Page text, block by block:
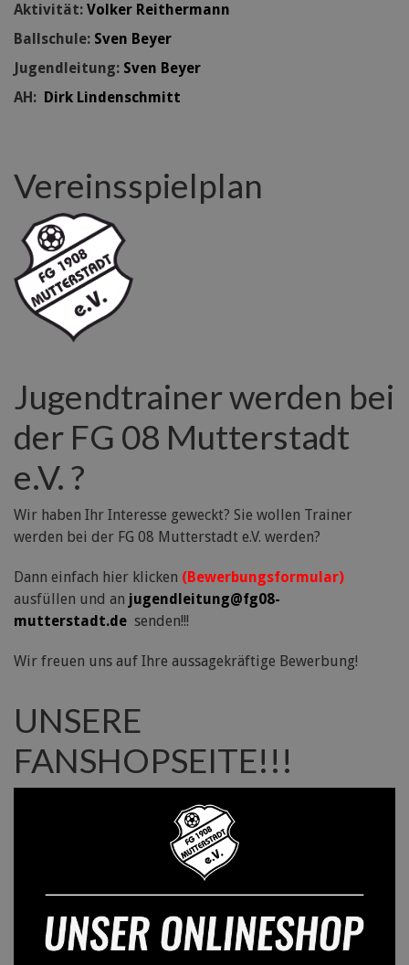
Aktivität: Volker Reithermann
Ballschule: Sven Beyer
Jugendleitung: Sven Beyer
AH: Dirk Lindenschmitt
Vereinsspielplan
Jugendtrainer werden bei
der FG 08 Mutterstadt
e.V. ?
Wir haben Ihr Interesse geweckt? Sie wollen Trainer
werden bei der FG 08 Mutterstadt e.V. werden?
Dann einfach hier klicken (Bewerbungsformular)
ausfüllen und an jugendleitung@fg08-
mutterstadt.de senden!!!
Wir freuen uns auf Ihre aussagekräftige Bewerbung!
UNSERE
FANSHOPSEITE!!!